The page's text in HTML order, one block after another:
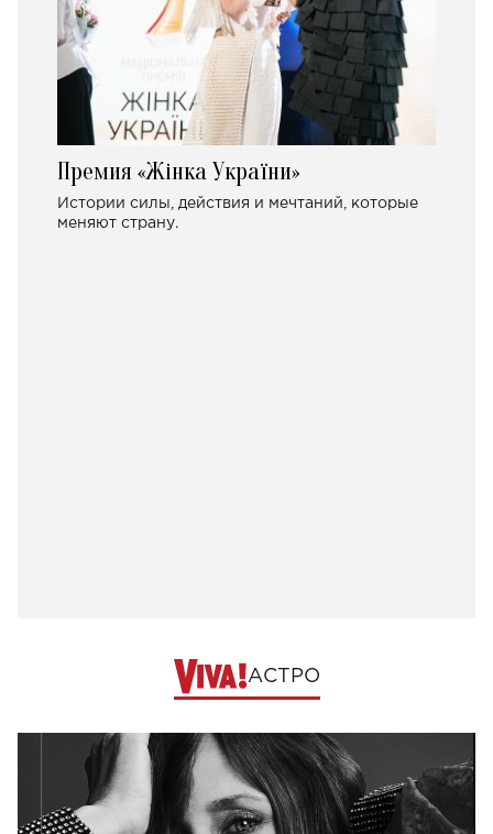
Премия «Жінка України»
Истории силы, действия и мечтаний, которые
меняют страну.
АСТРО